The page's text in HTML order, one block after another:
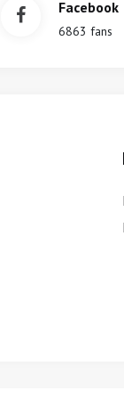
Facebook
6863 fans